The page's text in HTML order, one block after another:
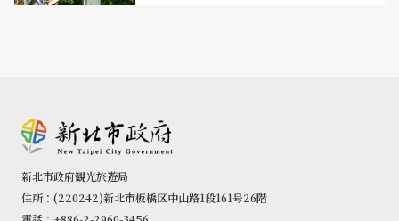
新北市政府観光旅遊局
住所：(220242)新北市板橋区中山路1段161号26階